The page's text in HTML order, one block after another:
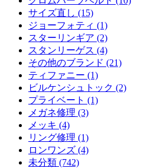
サイズ直し (15)
ジョーフォティ (1)
スターリンギア (2)
スタンリーゲス (4)
その他のブランド (21)
ティファニー (1)
ビルケンシュトック (2)
プライベート (1)
メガネ修理 (3)
メッキ (4)
リング修理 (1)
ロンワンズ (4)
未分類 (742)